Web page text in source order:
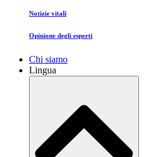
Notizie vitali
Opinione degli esperti
Chi siamo
Lingua